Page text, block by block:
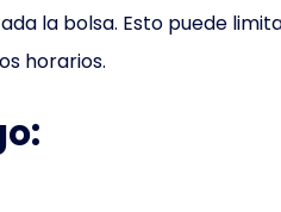
la bolsa. Esto puede
horarios.